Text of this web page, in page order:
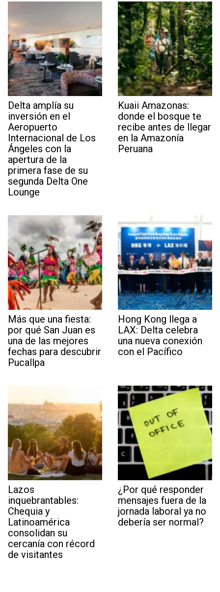
Delta amplía su
inversión en el
Aeropuerto
Internacional de Los
Ángeles con la
apertura de la
primera fase de su
segunda Delta One
Lounge
Kuaii Amazonas:
donde el bosque te
recibe antes de llegar
en la Amazonía
Peruana
Más que una fiesta:
por qué San Juan es
una de las mejores
fechas para descubrir
Pucallpa
Hong Kong llega a
LAX: Delta celebra
una nueva conexión
con el Pacífico
Lazos
inquebrantables:
Chequia y
Latinoamérica
consolidan su
cercanía con récord
de visitantes
¿Por qué responder
mensajes fuera de la
jornada laboral ya no
debería ser normal?